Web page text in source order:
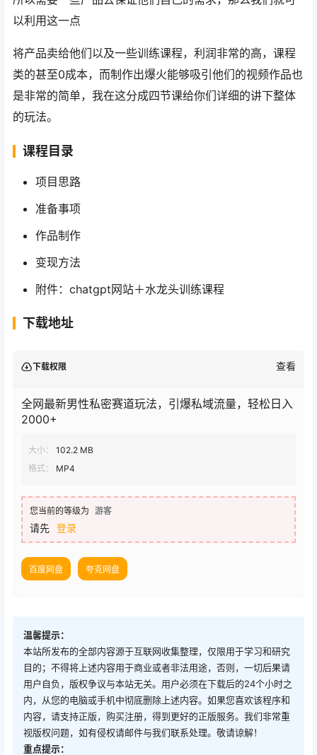
以利用这一点
将产品卖给他们以及一些训练课程，利润非常的高，课程
类的甚至0成本，而制作出爆火能够吸引他们的视频作品也
是非常的简单，我在这分成四节课给你们详细的讲下整体
的玩法。
课程目录
项目思路
准备事项
作品制作
变现方法
附件：chatgpt网站＋水龙头训练课程
下载地址
下载权限 查看
全网最新男性私密赛道玩法，引爆私域流量，轻松日入
2000+
大小：
102.2 MB
格式：
MP4
您当前的等级为 游客
请先 登录
百度网盘 夸克网盘
温馨提示：
本站所发布的全部内容源于互联网收集整理，仅限用于学习和研究
目的；不得将上述内容用于商业或者非法用途，否则，一切后果请
用户自负，版权争议与本站无关。用户必须在下载后的24个小时之
内，从您的电脑或手机中彻底删除上述内容。如果您喜欢该程序和
内容，请支持正版，购买注册，得到更好的正版服务。我们非常重
视版权问题，如有侵权请邮件与我们联系处理。敬请谅解！
重点提示：